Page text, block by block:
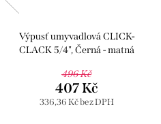
Výpusť umyvadlová CLICK-
CLACK 5/4", Černá - matná
496 Kč
336,36 Kč bez DPH
407 Kč